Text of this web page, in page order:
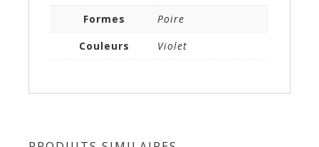
Formes
Poire
Couleurs
Violet